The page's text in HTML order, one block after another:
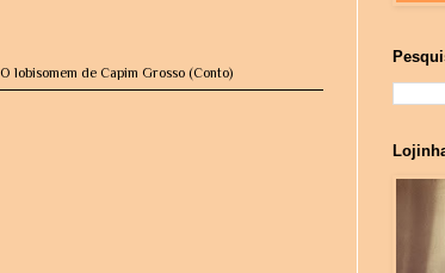
O lobisomem de Capim Grosso (Conto)